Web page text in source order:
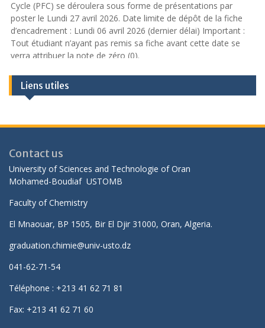
Cycle (PFC) se déroulera sous forme de présentations par
poster le Lundi 27 avril 2026. Date limite de dépôt de la fiche
d’encadrement : Lundi 06 avril 2026 (dernier délai) Important :
Tout étudiant n’ayant pas remis sa fiche avant cette date se
verra attribuer la note de zéro (0).
Planning des examens de rattrapage du premier semestre
2025-2026
Avis aux enseignants et doctorants du département de chimie
doctorants du département de chimie physique que le Conseil
Scientifique de Département (CSD) se tiendra le : Le dimanche
21 février 2026 à 12h15
Appel à candidature TDT (Inde)
Demande de Relevé de Notes et Authentification
Liens utiles
Contact us
University of Sciences and Technologie of Oran
Mohamed-Boudiaf USTOMB
Faculty of Chemistry
El Mnaouar, BP 1505, Bir El Djir 31000, Oran, Algeria.
graduation.chimie@univ-usto.dz
041-62-71-54
Téléphone : +213 41 62 71 81
Fax: +213 41 62 71 60